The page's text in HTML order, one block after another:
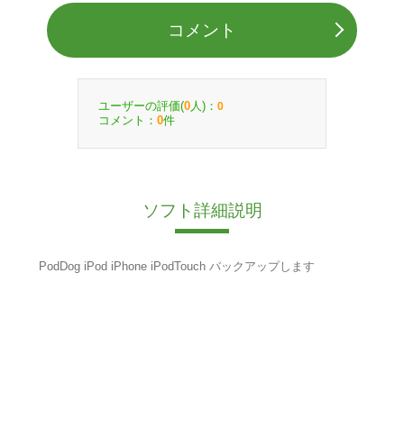
コメント
ユーザーの評価(0 人)： 0
コメント： 0件
ソフト詳細説明
PodDog iPod iPhone iPodTouch バックアップします